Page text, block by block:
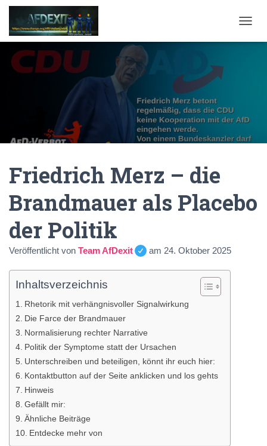
Friedrich Merz – die
Brandmauer als Placebo
der Politik
Veröffentlicht von Team AfDexit am 24. Oktober 2025
Inhaltsverzeichnis
Rhetorik mit verhängnisvoller Signalwirkung
Die Farce der Brandmauer
Normalisierung rechter Narrative
Politik der Symptome statt der Ursachen
Unterschreiben und beteiligen, könnt ihr euch hier:
Kontaktbutton auf der Seite anklicken und los gehts
Hinweis
Gefällt mir:
Ähnliche Beiträge
Entdecke mehr von